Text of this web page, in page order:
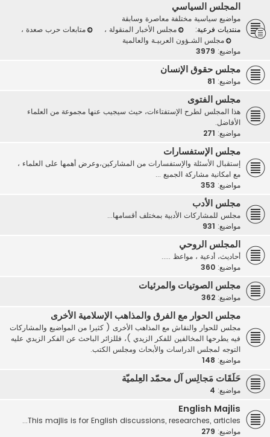
المجلس السياسي
مواضيع سياسية مختلفة معاصرة وسابقة
منتديات فرعية:
مجلس الأخبار المنقولة ، متابعات حرب صعدة ،
مجلس الشـؤون العربيـة والعالمية
مواضيع: 3979
مجلس حقوق الإنسان
مواضيع: 81
مجلس الفتوى
هذا المجلس لطرح الإستفتاءات، حيث سيجيب عنها مجموعة من العلماء
الأفاضل.
مواضيع: 271
مجلس الإستفسارات
إستقبال الأسئلة والإستفسارات من المشاركين،وعرض أهمها على العلماء ،
مع امكانية مشاركة الجميع ...
مواضيع: 353
مجلس الأدب
مجلس للمشاركات الأدبية بمختلف أقسامها...
مواضيع: 931
المجلس الروحي
أحاديث، أدعية ، مواعظ .....
مواضيع: 360
مجلس الصوتيات والمرئيات
مواضيع: 362
مجلس الحوار مع الفرق والمذاهب الإسلامية الأخرى
مجلس للحوار والنقاش مع المذاهب الأخرى ( كثيرا من المواضيع والمشاركات
فيه يطرحها المخالفين للفكر الزيدي )، فللزائر الباحث عن الفكر الزيدي عليه
التوجه لمجلس الدراسات والأبحاث ومجلس الكتب.
مواضيع: 148
حَلَقَات مَجالِس آل محمّد العِلميّة
مواضيع: 4
English Majlis
This majlis is for English discussions, researches, articles...
مواضيع: 279